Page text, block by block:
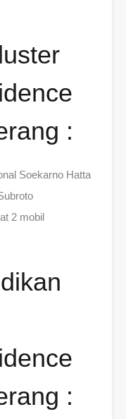
:
Soekarno Hatta
2 mobil
: